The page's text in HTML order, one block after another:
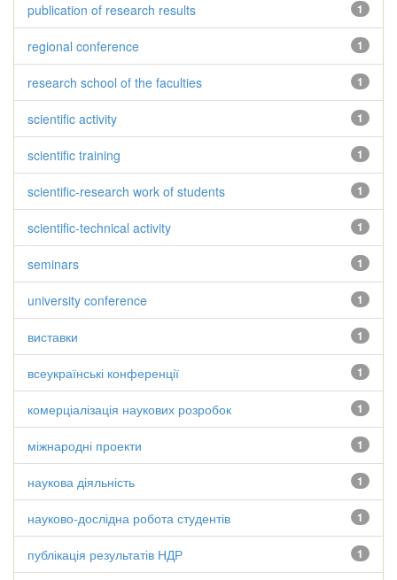
1
publication of research results
1
regional conference
1
research school of the faculties
1
scientific activity
1
scientific training
1
scientific-research work of students
1
scientific-technical activity
1
seminars
1
university conference
1
виставки
1
всеукраїнські конференції
1
комерціалізація наукових розробок
1
міжнародні проекти
1
наукова діяльність
1
науково-дослідна робота студентів
1
публікація результатів НДР